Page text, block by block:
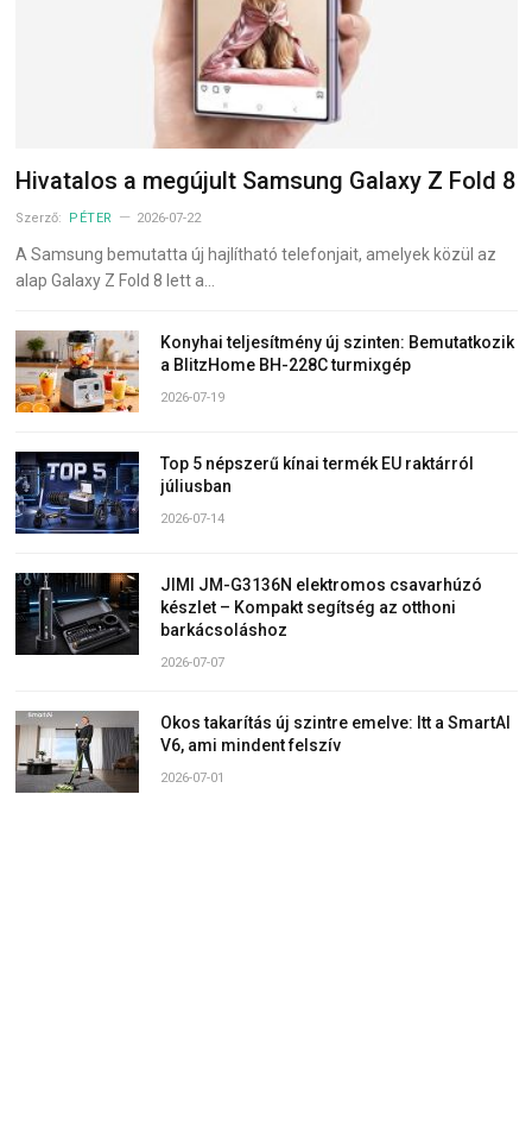
Hivatalos a megújult Samsung Galaxy Z Fold 8
Szerző: PÉTER 2026-07-22
A Samsung bemutatta új hajlítható telefonjait, amelyek közül az
alap Galaxy Z Fold 8 lett a…
Konyhai teljesítmény új szinten: Bemutatkozik
a BlitzHome BH-228C turmixgép
2026-07-19
Top 5 népszerű kínai termék EU raktárról
júliusban
2026-07-14
JIMI JM-G3136N elektromos csavarhúzó
készlet – Kompakt segítség az otthoni
barkácsoláshoz
2026-07-07
Okos takarítás új szintre emelve: Itt a SmartAI
V6, ami mindent felszív
2026-07-01